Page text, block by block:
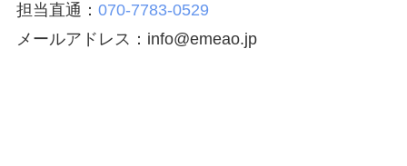
担当直通： 070-7783-0529
メールアドレス：info@emeao.jp